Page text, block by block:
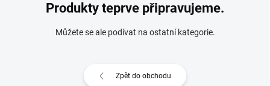
Produkty teprve připravujeme.
Můžete se ale podívat na ostatní kategorie.
Zpět do obchodu